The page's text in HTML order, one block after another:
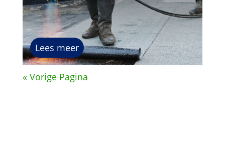
Lees meer
« Vorige Pagina